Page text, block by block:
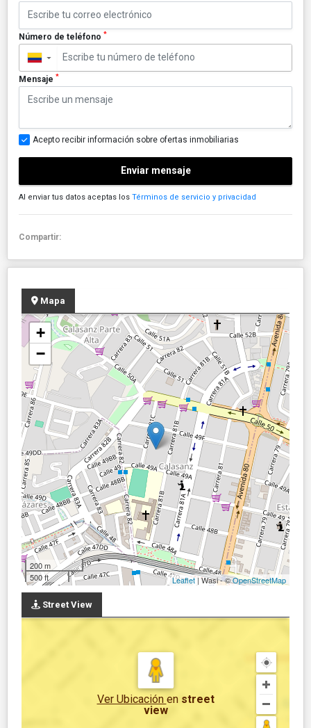
Número de teléfono *
▼
Mensaje *
Acepto recibir información sobre ofertas inmobiliarias
Enviar mensaje
Al enviar tus datos aceptas los Términos de servicio y privacidad
Compartir:
Mapa
+
−
200 m
500 ft
Leaflet| Wasi - ©OpenStreetMap
Street View
Ver Ubicación en street
view